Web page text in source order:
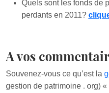
Quels sont les fonds de
perdants en 2011?
A vos
Souvenez-vous ce qu’est la
gestion de patrimoine . org) «